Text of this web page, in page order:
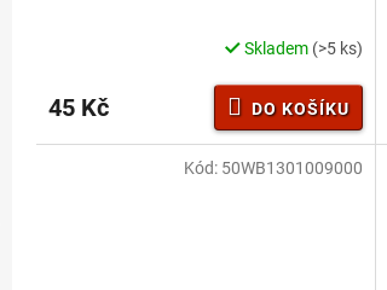
Skladem (>5 ks)
45 Kč DO KOŠÍKU
Kód: 50WB1301009000